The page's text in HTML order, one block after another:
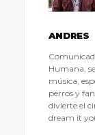
ANDRES
Humana,
música,
perros y
divierte el
dream it